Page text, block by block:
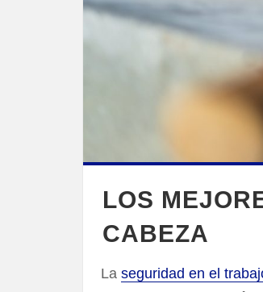
LOS
CABEZA
La seguridad en el